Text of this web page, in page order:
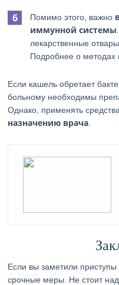
Помимо этого, важно
иммунной системы
лекарственные
Подробнее о методах
Если кашель обретает
больному необходимы
Однако, применять
назначению врача
Если вы заметили
срочные меры. Не стоит